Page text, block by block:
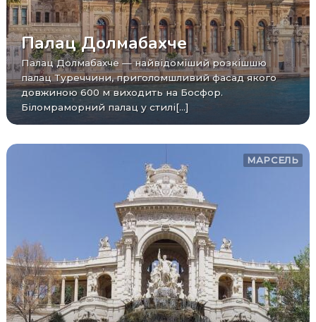
Палац Долмабахче
Палац Долмабахче — найвідоміший розкішшю
палац Туреччини, приголомшливий фасад якого
довжиною 600 м виходить на Босфор.
Біломраморний палац у стилі[...]
МАРСЕЛЬ